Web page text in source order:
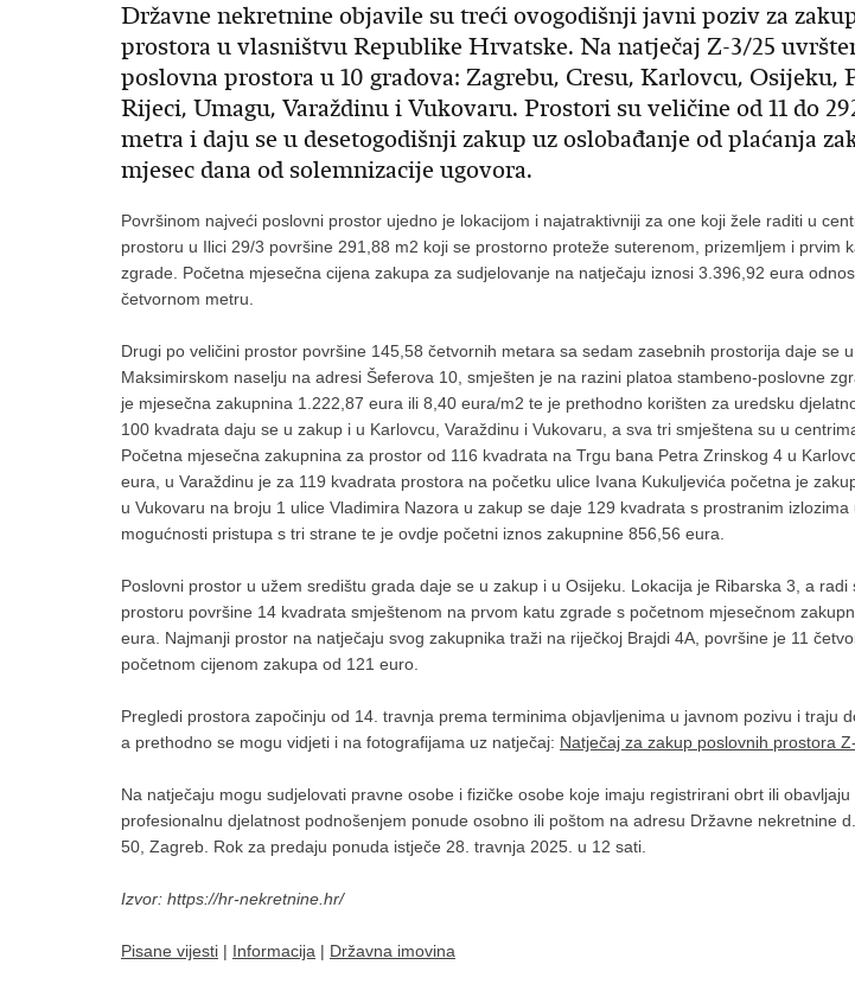
Državne nekretnine objavile su treći ovogodišnji javni poziv za
prostora u vlasništvu Republike Hrvatske. Na natječaj Z-3/25
poslovna prostora u 10 gradova: Zagrebu, Cresu, Karlovcu, Osijeku,
Rijeci, Umagu, Varaždinu i Vukovaru. Prostori su veličine od 11 do
metra i daju se u desetogodišnji zakup uz oslobađanje od plaćanja
mjesec dana od solemnizacije ugovora.
Površinom najveći poslovni prostor ujedno je lokacijom i najatraktivniji za one koji žele raditi u
prostoru u Ilici 29/3 površine 291,88 m2 koji se prostorno proteže suterenom, prizemljem i prvim
zgrade. Početna mjesečna cijena zakupa za sudjelovanje na natječaju iznosi 3.396,92 eura
četvornom metru.
Drugi po veličini prostor površine 145,58 četvornih metara sa sedam zasebnih prostorija daje se
Maksimirskom naselju na adresi Šeferova 10, smješten je na razini platoa stambeno-poslovne
je mjesečna zakupnina 1.222,87 eura ili 8,40 eura/m2 te je prethodno korišten za uredsku
100 kvadrata daju se u zakup i u Karlovcu, Varaždinu i Vukovaru, a sva tri smještena su u
Početna mjesečna zakupnina za prostor od 116 kvadrata na Trgu bana Petra Zrinskog 4 u
eura, u Varaždinu je za 119 kvadrata prostora na početku ulice Ivana Kukuljevića početna je
u Vukovaru na broju 1 ulice Vladimira Nazora u zakup se daje 129 kvadrata s prostranim
mogućnosti pristupa s tri strane te je ovdje početni iznos zakupnine 856,56 eura.
Poslovni prostor u užem središtu grada daje se u zakup i u Osijeku. Lokacija je Ribarska 3, a radi
prostoru površine 14 kvadrata smještenom na prvom katu zgrade s početnom mjesečnom
eura. Najmanji prostor na natječaju svog zakupnika traži na riječkoj Brajdi 4A, površine je 11
početnom cijenom zakupa od 121 euro.
Pregledi prostora započinju od 14. travnja prema terminima objavljenima u javnom pozivu i traju
a prethodno se mogu vidjeti i na fotografijama uz natječaj: Natječaj za zakup poslovnih prostora
Na natječaju mogu sudjelovati pravne osobe i fizičke osobe koje imaju registrirani obrt ili obavljaju
profesionalnu djelatnost podnošenjem ponude osobno ili poštom na adresu Državne nekretnine
50, Zagreb. Rok za predaju ponuda istječe 28. travnja 2025. u 12 sati.
Izvor: https://hr-nekretnine.hr/
Pisane vijesti | Informacija | Državna imovina